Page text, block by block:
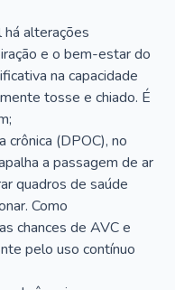
há alterações
e o bem-estar do
na capacidade
tosse e chiado. É
crônica (DPOC), no
a passagem de ar
quadros de saúde
Como
chances de AVC e
pelo uso contínuo